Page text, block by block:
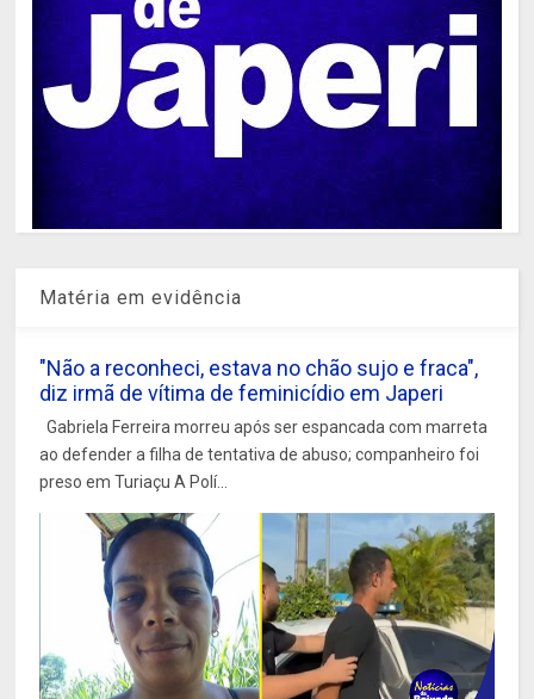
Matéria em evidência
"Não a reconheci, estava no chão sujo e fraca",
diz irmã de vítima de feminicídio em Japeri
Gabriela Ferreira morreu após ser espancada com marreta
ao defender a filha de tentativa de abuso; companheiro foi
preso em Turiaçu A Polí...